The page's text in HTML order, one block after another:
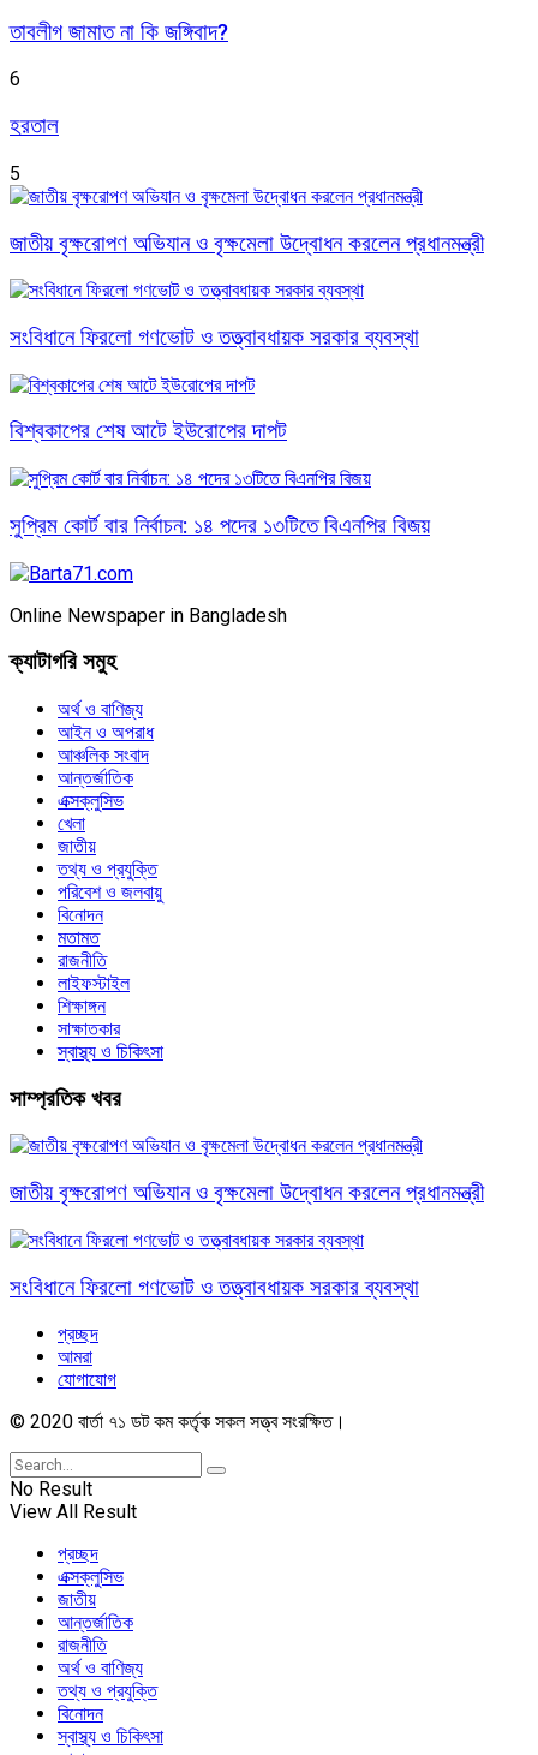
তাবলীগ জামাত না কি জঙ্গিবাদ?
6
হরতাল
5
জাতীয় বৃক্ষরোপণ অভিযান ও বৃক্ষমেলা উদ্বোধন করলেন প্রধানমন্ত্রী
সংবিধানে ফিরলো গণভোট ও তত্ত্বাবধায়ক সরকার ব্যবস্থা
বিশ্বকাপের শেষ আটে ইউরোপের দাপট
সুপ্রিম কোর্ট বার নির্বাচন: ১৪ পদের ১৩টিতে বিএনপির বিজয়
Online Newspaper in Bangladesh
ক্যাটাগরি সমুহ
অর্থ ও বাণিজ্য
আইন ও অপরাধ
আঞ্চলিক সংবাদ
আন্তর্জাতিক
এক্সক্লুসিভ
খেলা
জাতীয়
তথ্য ও প্রযুক্তি
পরিবেশ ও জলবায়ু
বিনোদন
মতামত
রাজনীতি
লাইফস্টাইল
শিক্ষাঙ্গন
সাক্ষাতকার
স্বাস্থ্য ও চিকিৎসা
সাম্প্রতিক খবর
জাতীয় বৃক্ষরোপণ অভিযান ও বৃক্ষমেলা উদ্বোধন করলেন প্রধানমন্ত্রী
সংবিধানে ফিরলো গণভোট ও তত্ত্বাবধায়ক সরকার ব্যবস্থা
প্রচ্ছদ
আমরা
যোগাযোগ
© 2020 বার্তা ৭১ ডট কম কর্তৃক সকল সত্ত্ব সংরক্ষিত।
No Result
View All Result
প্রচ্ছদ
এক্সক্লুসিভ
জাতীয়
আন্তর্জাতিক
রাজনীতি
অর্থ ও বাণিজ্য
তথ্য ও প্রযুক্তি
বিনোদন
স্বাস্থ্য ও চিকিৎসা